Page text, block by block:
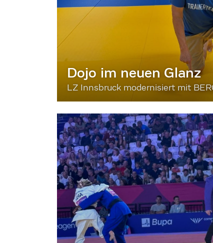
Dojo im neuen Glanz
LZ Innsbruck modernisiert mit